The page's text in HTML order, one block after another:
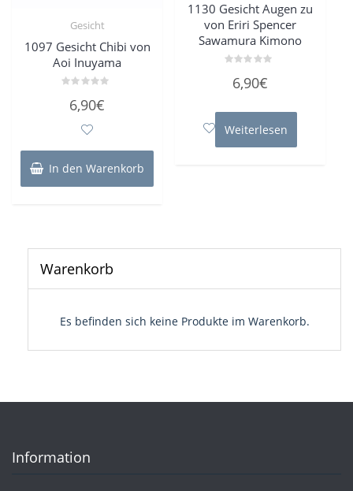
Gesicht
1097 Gesicht Chibi von
Aoi Inuyama
mit6,90€
In den Warenkorb
1130 Gesicht Augen zu
von Eriri Spencer
Sawamura Kimono
mit
5
6,90€
Weiterlesen
Warenkorb
Es befinden sich keine Produkte im Warenkorb.
Information